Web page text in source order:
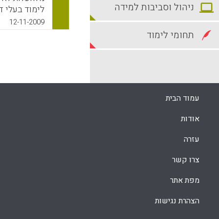
לימוד בעלי
לעתים
חשובים
בין
תחומי
טובה יותר
גם במערך
את מידת
ולמידה
C ) .
12-11-2009
ניהול וסביבות למידה
תחומי לימוד
עמוד הבית
אודות
עזרה
צרו קשר
מפת אתר
הצהרת נגישות